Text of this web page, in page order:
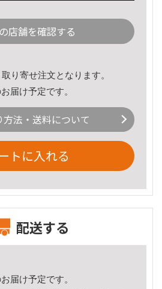
店舗を確認する
り寄せ注文となります。
届け予定です。
方法・送料について
トに入れる
配送する
届け予定です。